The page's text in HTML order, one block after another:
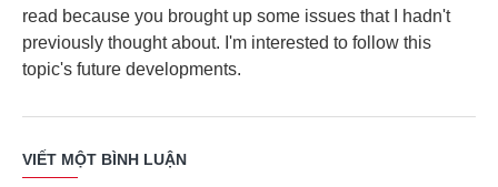
read because you brought up some issues that I hadn't
previously thought about. I'm interested to follow this
topic's future developments.
VIẾT MỘT BÌNH LUẬN